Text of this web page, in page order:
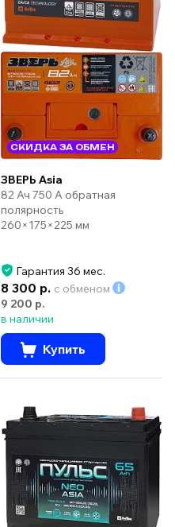
СКИДКА ЗА ОБМЕН
ЗВЕРЬ Asia
82 Ач 750 А обратная
полярность
260×175×225 мм
Гарантия 36 мес.
8 300 р. с обменом
9 200 р.
в наличии
Купить